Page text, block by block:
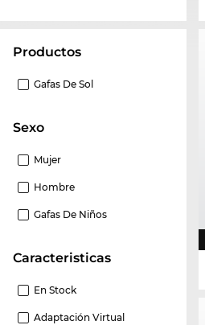
Productos
Gafas De Sol
Sexo
Mujer
Hombre
Gafas De Niños
Caracteristicas
En Stock
Adaptación Virtual